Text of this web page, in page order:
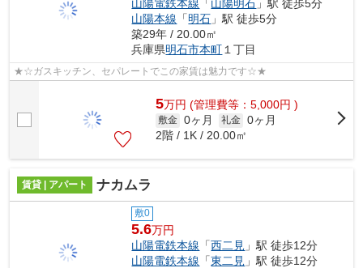
山陽電鉄本線 「山陽明石 」駅 徒歩5分
山陽本線 「明石 」駅 徒歩5分
築29年 / 20.00㎡
兵庫県明石市本町 １丁目
★☆ガスキッチン、セパレートでこの家賃は魅力です☆★
5万円 (管理費等：5,000円 )
敷金 0ヶ月 礼金 0ヶ月
2階 / 1K / 20.00㎡
賃貸 | アパート ナカムラ
敷0
5.6万円
山陽電鉄本線 「西二見 」駅 徒歩12分
山陽電鉄本線 「東二見 」駅 徒歩12分